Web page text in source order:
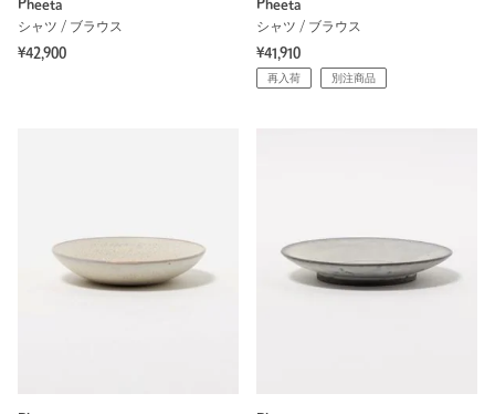
Pheeta
シャツ / ブラウス
¥42,900
Pheeta
シャツ / ブラウス
¥41,910
再入荷 別注商品